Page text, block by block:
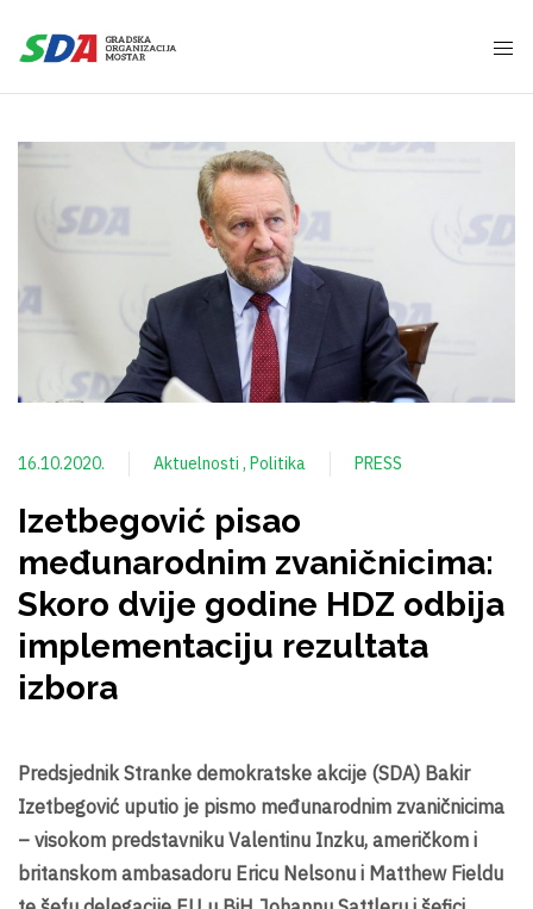
16.10.2020. Aktuelnosti Politika PRESS
Izetbegović pisao
međunarodnim zvaničnicima:
Skoro dvije godine HDZ odbija
implementaciju rezultata
izbora
Predsjednik Stranke demokratske akcije (SDA) Bakir
Izetbegović uputio je pismo međunarodnim zvaničnicima
– visokom predstavniku Valentinu Inzku, američkom i
britanskom ambasadoru Ericu Nelsonu i Matthew Fieldu